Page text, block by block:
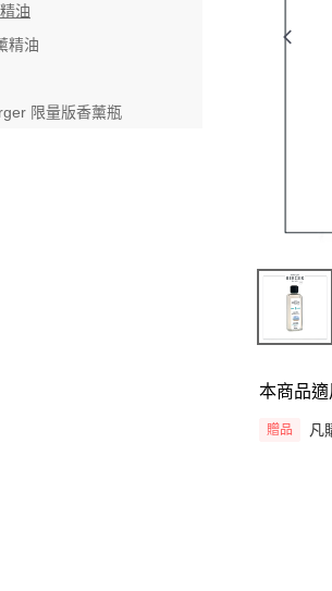
油
精油
限量版香薰瓶
本商品
贈品
凡